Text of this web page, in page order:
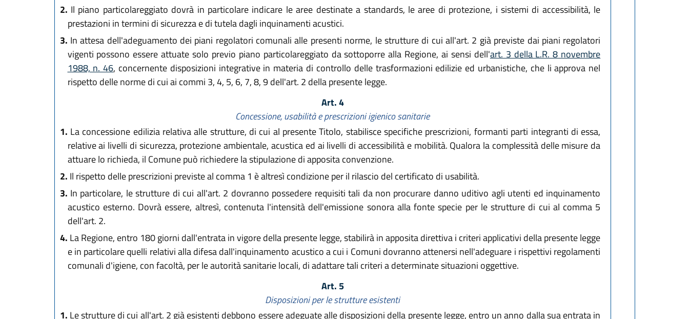
2. Il piano particolareggiato dovrà in particolare indicare le aree destinate a standards, le aree di protezione, i sistemi di accessibilità, le
prestazioni in termini di sicurezza e di tutela dagli inquinamenti acustici.
3. In attesa dell'adeguamento dei piani regolatori comunali alle presenti norme, le strutture di cui all'art. 2 già previste dai piani regolatori
vigenti possono essere attuate solo previo piano particolareggiato da sottoporre alla Regione, ai sensi dell'art. 3 della L.R. 8 novembre
1988, n. 46, concernente disposizioni integrative in materia di controllo delle trasformazioni edilizie ed urbanistiche, che li approva nel
rispetto delle norme di cui ai commi 3, 4, 5, 6, 7, 8, 9 dell'art. 2 della presente legge.
Art. 4
Concessione, usabilità e prescrizioni igienico sanitarie
1. La concessione edilizia relativa alle strutture, di cui al presente Titolo, stabilisce specifiche prescrizioni, formanti parti integranti di essa,
relative ai livelli di sicurezza, protezione ambientale, acustica ed ai livelli di accessibilità e mobilità. Qualora la complessità delle misure da
attuare lo richieda, il Comune può richiedere la stipulazione di apposita convenzione.
2. Il rispetto delle prescrizioni previste al comma 1 è altresì condizione per il rilascio del certificato di usabilità.
3. In particolare, le strutture di cui all'art. 2 dovranno possedere requisiti tali da non procurare danno uditivo agli utenti ed inquinamento
acustico esterno. Dovrà essere, altresì, contenuta l'intensità dell'emissione sonora alla fonte specie per le strutture di cui al comma 5
dell'art. 2.
4. La Regione, entro 180 giorni dall'entrata in vigore della presente legge, stabilirà in apposita direttiva i criteri applicativi della presente legge
e in particolare quelli relativi alla difesa dall'inquinamento acustico a cui i Comuni dovranno attenersi nell'adeguare i rispettivi regolamenti
comunali d'igiene, con facoltà, per le autorità sanitarie locali, di adattare tali criteri a determinate situazioni oggettive.
Art. 5
Disposizioni per le strutture esistenti
1. Le strutture di cui all'art. 2 già esistenti debbono essere adeguate alle disposizioni della presente legge, entro un anno dalla sua entrata in